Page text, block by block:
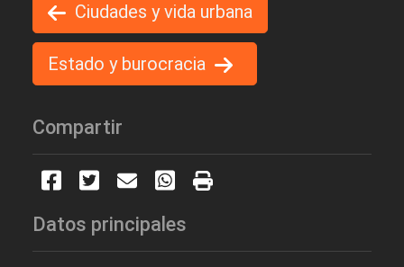
Ciudades y vida urbana
Estado y burocracia
Compartir
Datos principales